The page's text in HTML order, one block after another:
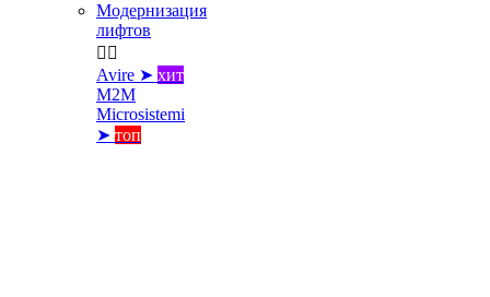
Модернизация
лифтов
 
Avire ➤ хит
M2M
Microsistemi
➤ топ